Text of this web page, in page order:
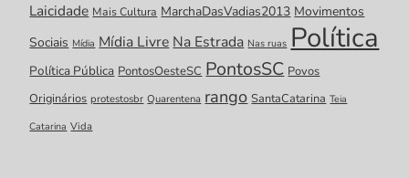
Laicidade Mais Cultura MarchaDasVadias2013 Movimentos
Sociais Mídia Mídia Livre Na Estrada Nas ruas Política
Política Pública PontosOesteSC PontosSC Povos
Originários protestosbr Quarentena rango SantaCatarina Teia
Catarina Vida